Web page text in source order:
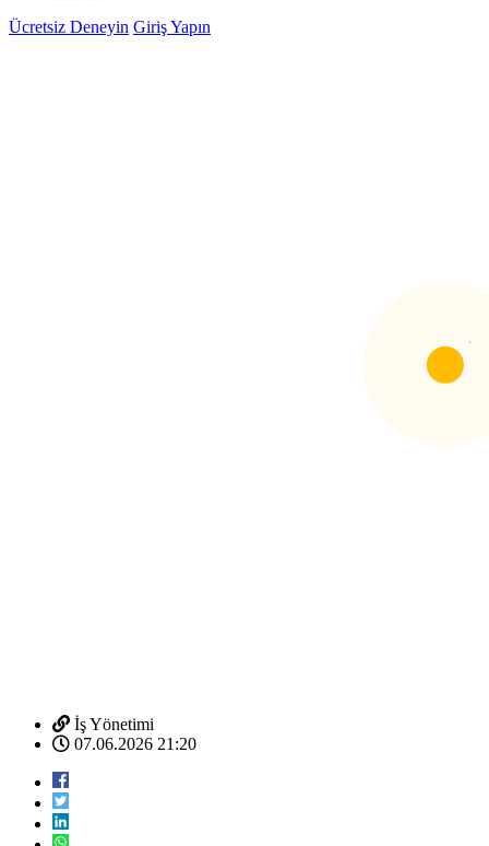
Ücretsiz Deneyin Giriş Yapın
İş Yönetimi
07.06.2026 21:20